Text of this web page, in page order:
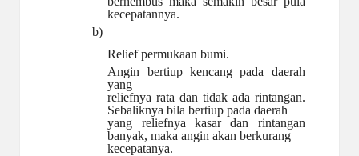
kecepatannya.
b)
Relief permukaan bumi.
Angin bertiup kencang pada daerah
yang
reliefnya rata dan tidak ada rintangan.
Sebaliknya bila bertiup pada daerah
yang reliefnya kasar dan rintangan
banyak, maka angin akan berkurang
kecepatanya.